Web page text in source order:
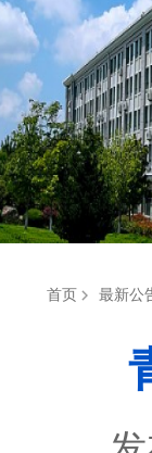
首页 最新公